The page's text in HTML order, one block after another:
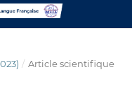
/ Article scientifique